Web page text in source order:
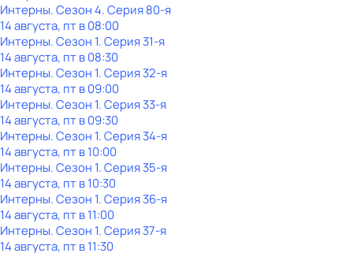
Интерны. Сезон 4. Серия 80-я
14 августа, пт в 08:00
Интерны. Сезон 1. Серия 31-я
14 августа, пт в 08:30
Интерны. Сезон 1. Серия 32-я
14 августа, пт в 09:00
Интерны. Сезон 1. Серия 33-я
14 августа, пт в 09:30
Интерны. Сезон 1. Серия 34-я
14 августа, пт в 10:00
Интерны. Сезон 1. Серия 35-я
14 августа, пт в 10:30
Интерны. Сезон 1. Серия 36-я
14 августа, пт в 11:00
Интерны. Сезон 1. Серия 37-я
14 августа, пт в 11:30